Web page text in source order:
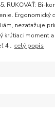
RUKOVÄŤ: Bi-
Ergonomický
nezaťažuje
krútiaci moment
4... celý popis